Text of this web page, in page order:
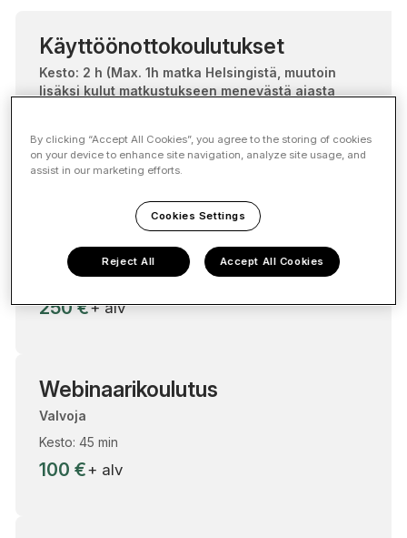
Käyttöönottokoulutukset
Kesto: 2 h (Max. 1h matka Helsingistä, muutoin
lisäksi kulut matkustukseen menevästä ajasta
500 €+ alv
Webinaarikoulutus
Valvoja + Työmaarekisteri
Kesto: 2 h
250 €+ alv
Webinaarikoulutus
Valvoja
Kesto: 45 min
100 €+ alv
By clicking “Accept All Cookies”, you agree to the storing of cookies
on your device to enhance site navigation, analyze site usage, and
assist in our marketing efforts.
Cookies Settings
Reject All Accept All Cookies